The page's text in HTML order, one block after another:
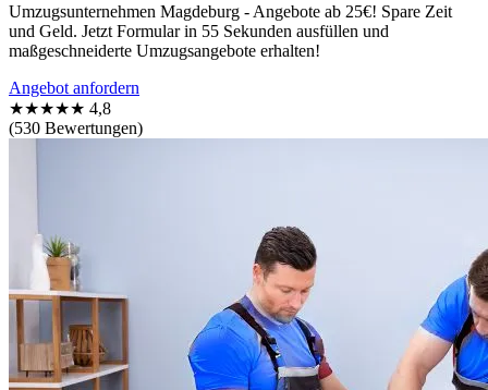
Umzugsunternehmen Magdeburg - Angebote ab 25€! Spare Zeit
und Geld. Jetzt Formular in 55 Sekunden ausfüllen und
maßgeschneiderte Umzugsangebote erhalten!
Angebot anfordern
★★★★★ 4,8
(530 Bewertungen)